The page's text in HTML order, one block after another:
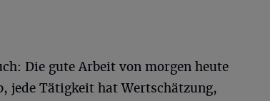
Die gute Arbeit von morgen heute
jede Tätigkeit hat Wertschätzung,